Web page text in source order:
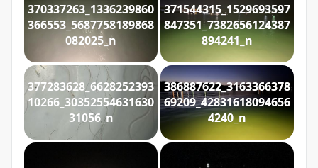
370337263_1336239860
366553_5687758189868
082025_n
371544315_1529693597
847351_7382656124387
894241_n
377283628_6628252393
10266_30352554631630
31056_n
386887622_3163366378
69209_42831618094656
4240_n